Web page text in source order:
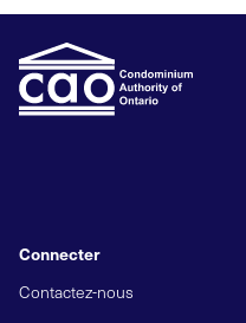
Connecter
Contactez-nous